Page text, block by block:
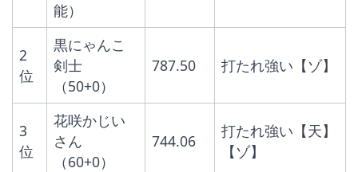
能）
2
位
黒にゃんこ
剣士
（50+0）
787.50 打たれ強い【ゾ】
3
位
花咲かじい
さん
（60+0）
744.06
打たれ強い【天】
【ゾ】